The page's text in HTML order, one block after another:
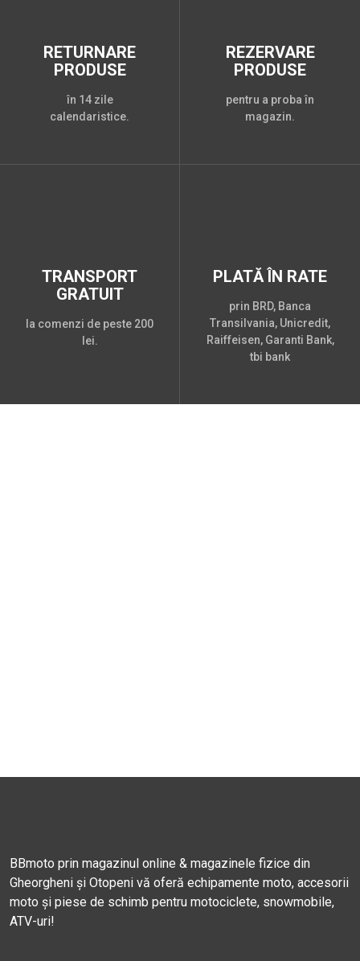
RETURNARE
PRODUSE
în 14 zile
calendaristice.
REZERVARE
PRODUSE
pentru a proba în
magazin.
TRANSPORT
GRATUIT
la comenzi de peste 200
lei.
PLATĂ ÎN RATE
prin BRD, Banca
Transilvania, Unicredit,
Raiffeisen, Garanti Bank,
tbi bank
BBmoto prin magazinul online & magazinele fizice din
Gheorgheni și Otopeni vă oferă echipamente moto, accesorii
moto și piese de schimb pentru motociclete, snowmobile,
ATV-uri!